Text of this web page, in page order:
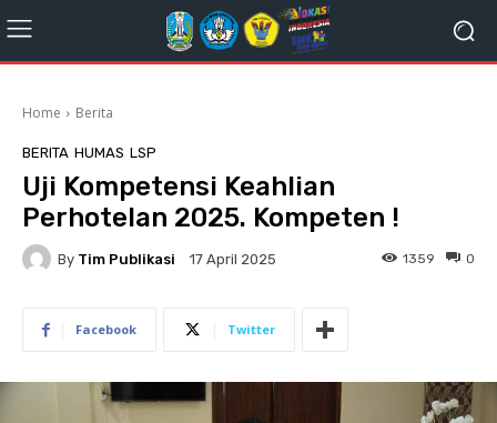
Home Berita
BERITA HUMAS LSP
Uji Kompetensi Keahlian
Perhotelan 2025. Kompeten !
By Tim Publikasi 17 April 2025 0
1359
Facebook Twitter